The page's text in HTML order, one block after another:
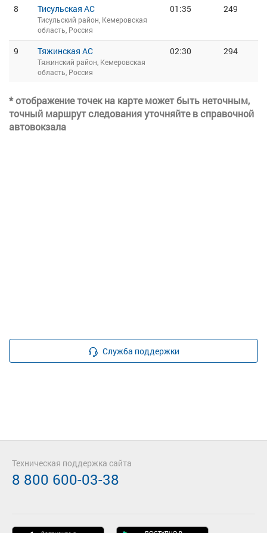
8 Тисульская АС
Тисульский район, Кемеровская
область, Россия
01:35 249
9 Тяжинская АС
Тяжинский район, Кемеровская
область, Россия
02:30 294
* отображение точек на карте может быть неточным,
точный маршрут следования уточняйте в справочной
автовокзала
Служба поддержки
Техническая поддержка сайта
8 800 600-03-38